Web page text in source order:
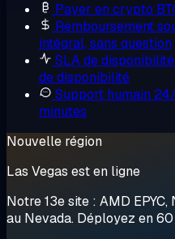
Payer en crypto
Remboursement
intégral, sans question
SLA de
de disponibilité
Support humain
minutes
Nouvelle région
Las Vegas est en ligne
Notre 13e site : AMD
au Nevada. Déployez en